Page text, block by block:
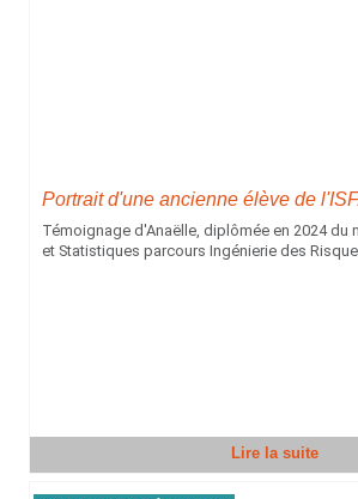
Portrait d'une ancienne élève de
Témoignage d'Anaëlle, diplômée en 2024 du
et Statistiques parcours Ingénierie des
Lire la suite